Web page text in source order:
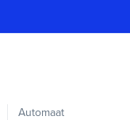
Automaat